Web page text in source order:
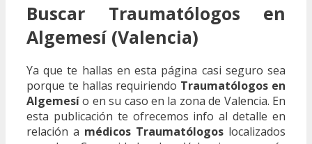
Buscar Traumatólogos en
Algemesí (Valencia)
Ya que te hallas en esta página casi seguro sea
porque te hallas requiriendo Traumatólogos en
Algemesío en su caso en la zona de Valencia. En
esta publicación te ofrecemos info al detalle en
relación a médicos Traumatólogos localizados